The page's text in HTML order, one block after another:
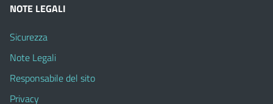
NOTE LEGALI
Sicurezza
Note Legali
Responsabile del sito
Privacy